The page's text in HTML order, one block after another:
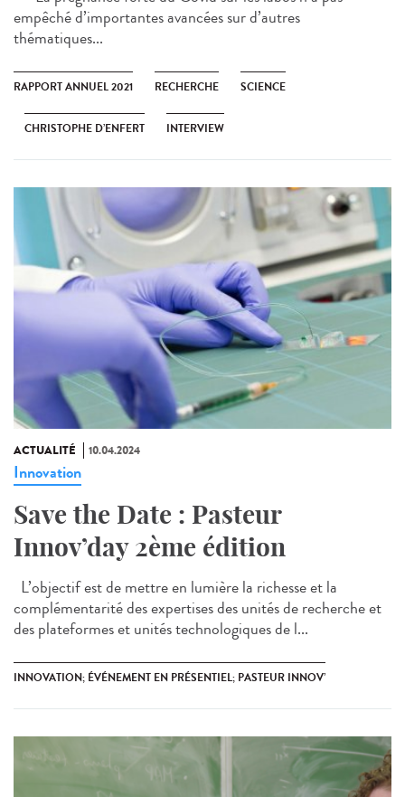
empêché d’importantes avancées sur d’autres
thématiques...
RAPPORT ANNUEL 2021 RECHERCHE SCIENCE
CHRISTOPHE D’ENFERT INTERVIEW
ACTUALITÉ 10.04.2024
Innovation
Save the Date : Pasteur
Innov’day 2ème édition
L’objectif est de mettre en lumière la richesse et la
complémentarité des expertises des unités de recherche et
des plateformes et unités technologiques de l...
INNOVATION; ÉVÉNEMENT EN PRÉSENTIEL; PASTEUR INNOV’